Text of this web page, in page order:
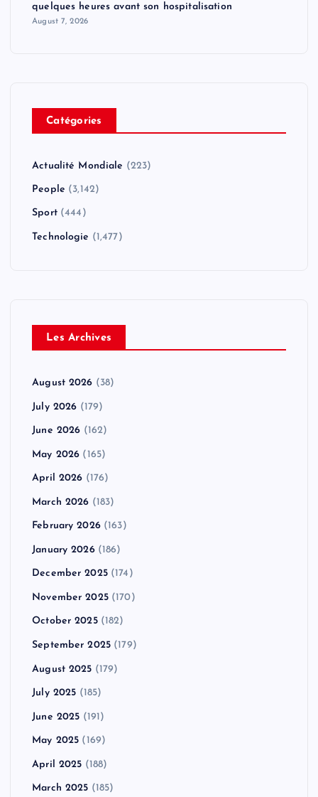
quelques heures avant son hospitalisation
August 7, 2026
Catégories
Actualité Mondiale (223)
People (3,142)
Sport(444)
Technologie (1,477)
Les Archives
August 2026 (38)
July 2026 (179)
June 2026 (162)
May 2026 (165)
April 2026 (176)
March 2026 (183)
February 2026(163)
January 2026(186)
December 2025(174)
November 2025(170)
October 2025(182)
September 2025 (179)
August 2025 (179)
July 2025 (185)
June 2025 (191)
May 2025 (169)
April 2025 (188)
March 2025 (185)